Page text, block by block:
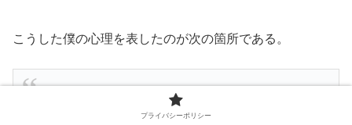
こうした僕の心理を表したのが次の箇所である。
とにかく（エーミールは）あらゆる点で模範少年
だった。そのため、僕は妬み、
プライバシーポリシー